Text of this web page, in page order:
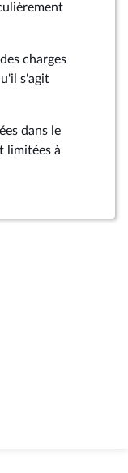
charges
s'agit
dans le
limitées à